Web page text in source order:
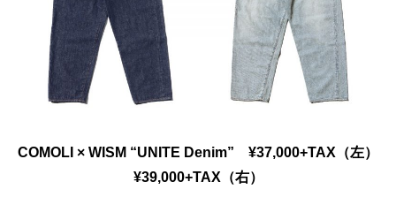
COMOLI × WISM “UNITE Denim” ¥37,000+TAX（左）
¥39,000+TAX（右）